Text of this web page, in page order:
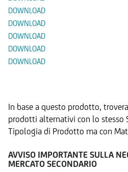
DOWNLOAD
DOWNLOAD
DOWNLOAD
DOWNLOAD
DOWNLOAD
In base a questo prodotto,
prodotti alternativi con lo stesso
Tipologia di Prodotto ma con
AVVISO IMPORTANTE SULLA
MERCATO SECONDARIO